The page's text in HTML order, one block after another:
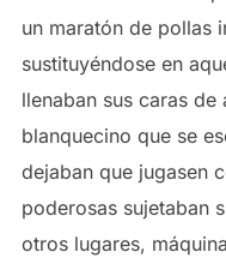
un maratón de pollas
sustituyéndose en
llenaban sus caras
blanquecino que se
dejaban que jugasen
poderosas sujetaban
otros lugares,